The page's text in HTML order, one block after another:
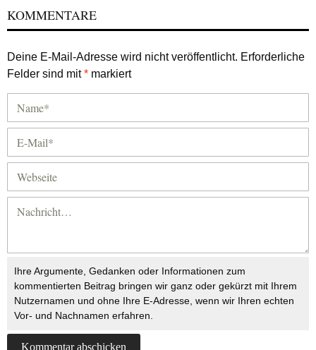
KOMMENTARE
Deine E-Mail-Adresse wird nicht veröffentlicht. Erforderliche
Felder sind mit* markiert
Ihre Argumente, Gedanken oder Informationen zum
kommentierten Beitrag bringen wir ganz oder gekürzt mit Ihrem
Nutzernamen und ohne Ihre E-Adresse, wenn wir Ihren echten
Vor- und Nachnamen erfahren.